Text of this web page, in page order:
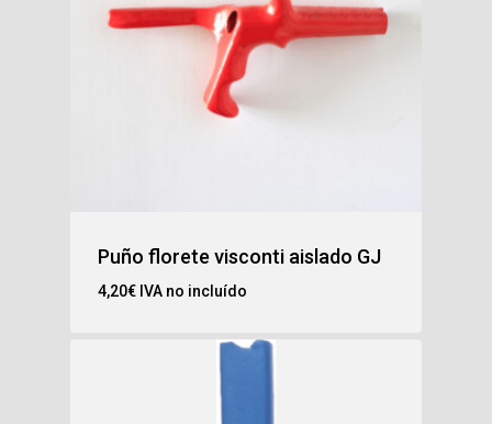
Puño florete visconti aislado GJ
4,20€ IVA no incluído